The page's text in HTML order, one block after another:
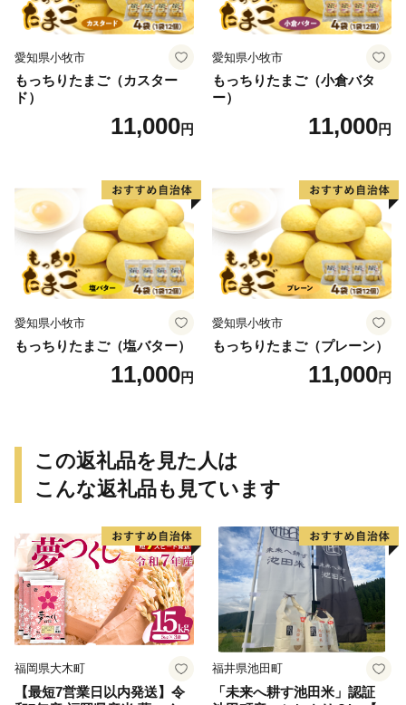
愛知県小牧市
もっちりたまご（カスター
ド）
11,000円
愛知県小牧市
もっちりたまご（小倉バタ
ー）
11,000円
愛知県小牧市
もっちりたまご（塩バター）
11,000円
愛知県小牧市
もっちりたまご（プレーン）
11,000円
この返礼品を見た人は
こんな返礼品も見ています
福岡県大木町
【最短7営業日以内発送】令
福井県池田町
「未来へ耕す池田米」認証